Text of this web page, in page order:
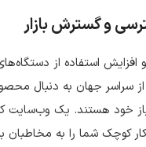
و گسترش بازار
افزایش استفاده از
از سراسر جهان به دنبال
خود هستند. یک وب‌سایت
کوچک شما را به مخاطبان